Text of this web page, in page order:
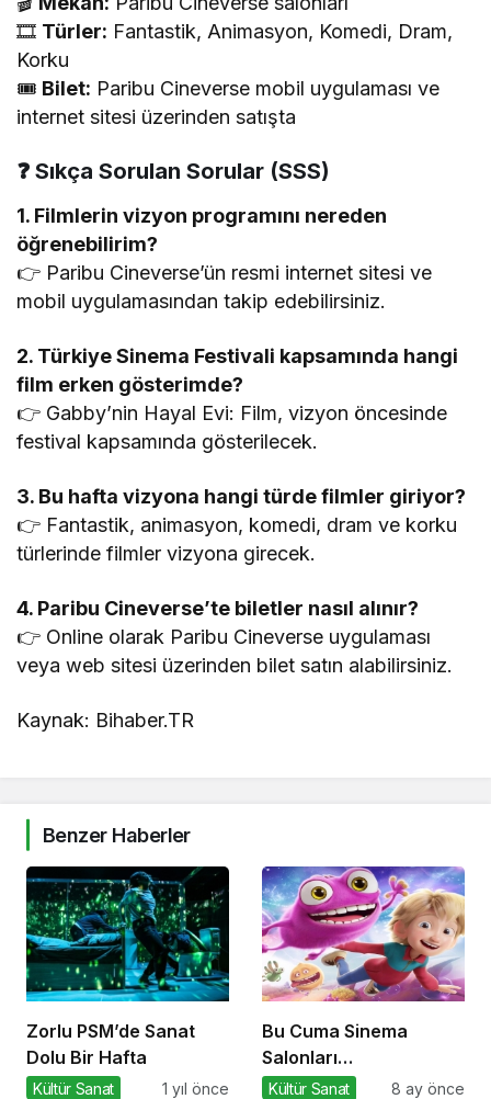
🎞️ Türler: Fantastik, Animasyon, Komedi, Dram,
Korku
🎟️ Bilet: Paribu Cineverse mobil uygulaması ve
internet sitesi üzerinden satışta
❓ Sıkça Sorulan Sorular (SSS)
1. Filmlerin vizyon programını nereden
öğrenebilirim?
👉 Paribu Cineverse’ün resmi internet sitesi ve
mobil uygulamasından takip edebilirsiniz.
2. Türkiye Sinema Festivali kapsamında hangi
film erken gösterimde?
👉 Gabby’nin Hayal Evi: Film, vizyon öncesinde
festival kapsamında gösterilecek.
3. Bu hafta vizyona hangi türde filmler giriyor?
👉 Fantastik, animasyon, komedi, dram ve korku
türlerinde filmler vizyona girecek.
4. Paribu Cineverse’te biletler nasıl alınır?
👉 Online olarak Paribu Cineverse uygulaması
veya web sitesi üzerinden bilet satın alabilirsiniz.
Kaynak: Bihaber.TR
Benzer Haberler
Zorlu PSM’de Sanat
Dolu Bir Hafta
Kültür Sanat 1 yıl önce
Bu Cuma Sinema
Salonları
Hareketleniyor: 26
Kültür Sanat 8 ay önce